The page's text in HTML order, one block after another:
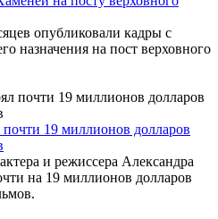
опубликовали кадры с
назначения на пост верховного
19 миллионов долларов
и режиссера Александра
на 19 миллионов долларов